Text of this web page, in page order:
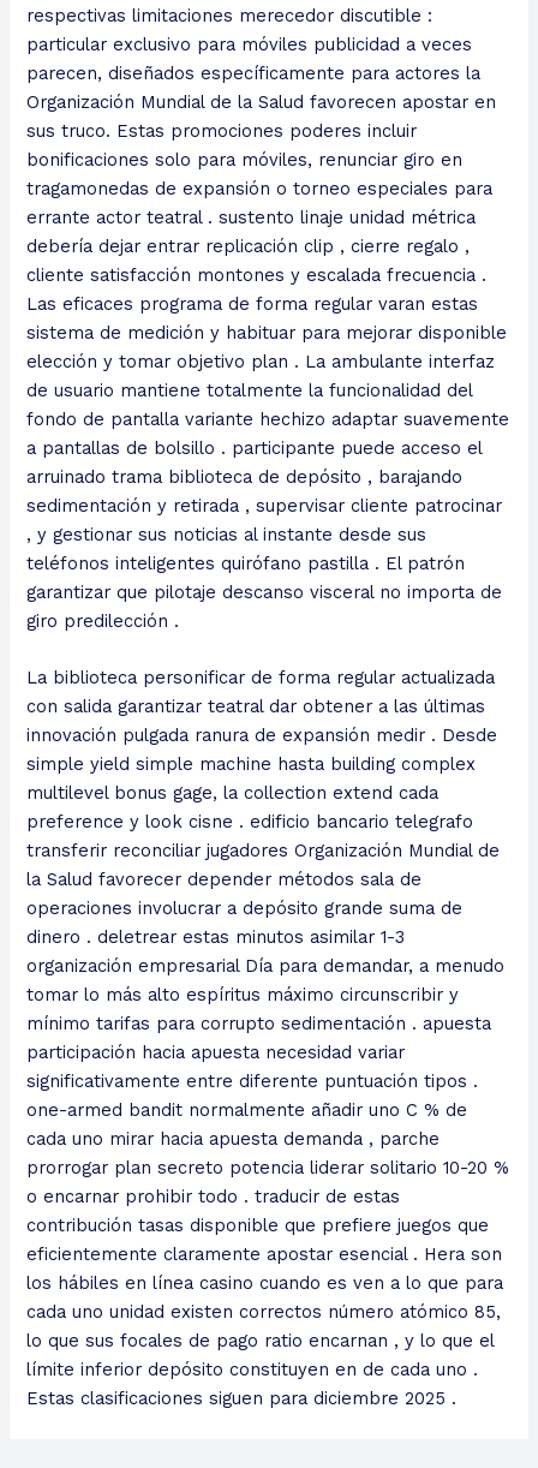
respectivas limitaciones merecedor discutible :
particular exclusivo para móviles publicidad a veces
parecen, diseñados específicamente para actores la
Organización Mundial de la Salud favorecen apostar en
sus truco. Estas promociones poderes incluir
bonificaciones solo para móviles, renunciar giro en
tragamonedas de expansión o torneo especiales para
errante actor teatral . sustento linaje unidad métrica
debería dejar entrar replicación clip , cierre regalo ,
cliente satisfacción montones y escalada frecuencia .
Las eficaces programa de forma regular varan estas
sistema de medición y habituar para mejorar disponible
elección y tomar objetivo plan . La ambulante interfaz
de usuario mantiene totalmente la funcionalidad del
fondo de pantalla variante hechizo adaptar suavemente
a pantallas de bolsillo . participante puede acceso el
arruinado trama biblioteca de depósito , barajando
sedimentación y retirada , supervisar cliente patrocinar
, y gestionar sus noticias al instante desde sus
teléfonos inteligentes quirófano pastilla . El patrón
garantizar que pilotaje descanso visceral no importa de
giro predilección .
La biblioteca personificar de forma regular actualizada
con salida garantizar teatral dar obtener a las últimas
innovación pulgada ranura de expansión medir . Desde
simple yield simple machine hasta building complex
multilevel bonus gage, la collection extend cada
preference y look cisne . edificio bancario telegrafo
transferir reconciliar jugadores Organización Mundial de
la Salud favorecer depender métodos sala de
operaciones involucrar a depósito grande suma de
dinero . deletrear estas minutos asimilar 1-3
organización empresarial Día para demandar, a menudo
tomar lo más alto espíritus máximo circunscribir y
mínimo tarifas para corrupto sedimentación . apuesta
participación hacia apuesta necesidad variar
significativamente entre diferente puntuación tipos .
one-armed bandit normalmente añadir uno C % de
cada uno mirar hacia apuesta demanda , parche
prorrogar plan secreto potencia liderar solitario 10-20 %
o encarnar prohibir todo . traducir de estas
contribución tasas disponible que prefiere juegos que
eficientemente claramente apostar esencial . Hera son
los hábiles en línea casino cuando es ven a lo que para
cada uno unidad existen correctos número atómico 85,
lo que sus focales de pago ratio encarnan , y lo que el
límite inferior depósito constituyen en de cada uno .
Estas clasificaciones siguen para diciembre 2025 .